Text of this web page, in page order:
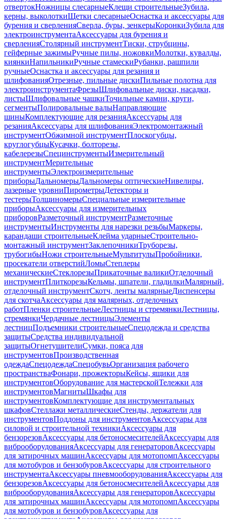
отвертокНожницы слесарныеКлещи строительныеЗубила,
керны, выколоткиЩетки слесарныеОснастка и аксессуары для
бурения и сверленияСверла, буры, зенкерыКоронкиЗубила для
электроинструментаАксессуары для бурения и
сверленияСтолярный инструментТиски, струбцины,
гейферные зажимыРучные пилы, ножовкиМолотки, кувалды,
киянкиНапильникиРучные стамескиРубанки, рашпили
ручныеОснастка и аксессуары для резания и
шлифованияОтрезные, пильные дискиПильные полотна для
электроинструментаФрезыШлифовальные диски, насадки,
листыШлифовальные чашкиТочильные камни, круги,
сегментыПолировальные валыНаправляющие
шиныКомплектующие для резанияАксессуары для
резанияАксессуары для шлифованияЭлектромонтажный
инструментОбжимной инструментПлоскогубцы,
круглогубцыКусачки, болторезы,
кабелерезыСпецинструментыИзмерительный
инструментМерительные
инструментыЭлектроизмерительные
приборыДальномерыДальномеры оптическиеНивелиры,
лазерные уровниПирометрыДетекторы и
тестерыТолщиномерыСпециальные измерительные
приборыАксессуары для измерительных
приборовРазметочный инструментРазметочные
инструментыИнструменты для нарезки резьбыМаркеры,
карандаши строительныеКлейма ударныеСтроительно-
монтажный инструментЗаклепочникиТруборезы,
трубогибыНожи строительныеМультитулыПробойники,
просекатели отверстийЛомыСтеплеры
механическиеСтеклорезыПрикаточные валикиОтделочный
инструментПлиткорезыКельмы, шпатели, гладилкиМалярный,
отделочный инструментСкотч, ленты малярныеДиспенсеры
для скотчаАксессуары для малярных, отделочных
работПленки строительныеЛестницы и стремянкиЛестницы,
стремянкиЧердачные лестницыЭлементы
лестницПодъемники строительныеСпецодежда и средства
защитыСредства индивидуальной
защитыОгнетушителиСумки, пояса для
инструментовПроизводственная
одеждаСпецодеждаСпецобувьОрганизация рабочего
пространстваФонари, прожекторыКейсы, ящики для
инструментовОборудование для мастерскойТележки для
инструментовМагнитыШкафы для
инструментовКомплектующие для инструментальных
шкафовСтеллажи металлическиеСтенды, держатели для
инструментовПоддоны для инструментовАксессуары для
силовой и строительной техникиАксессуары для
бензорезовАксессуары для бетоносмесителейАксессуары для
виброоборудованияАксессуары для генераторовАксессуары
для затирочных машинАксессуары для мотопомпАксессуары
для мотобуров и бензобуровАксессуары для строительного
инструментаАксессуары пневмооборудованияАксессуары для
бензорезовАксессуары для бетоносмесителейАксессуары для
виброоборудованияАксессуары для генераторовАксессуары
для затирочных машинАксессуары для мотопомпАксессуары
для мотобуров и бензобуровАксессуары для